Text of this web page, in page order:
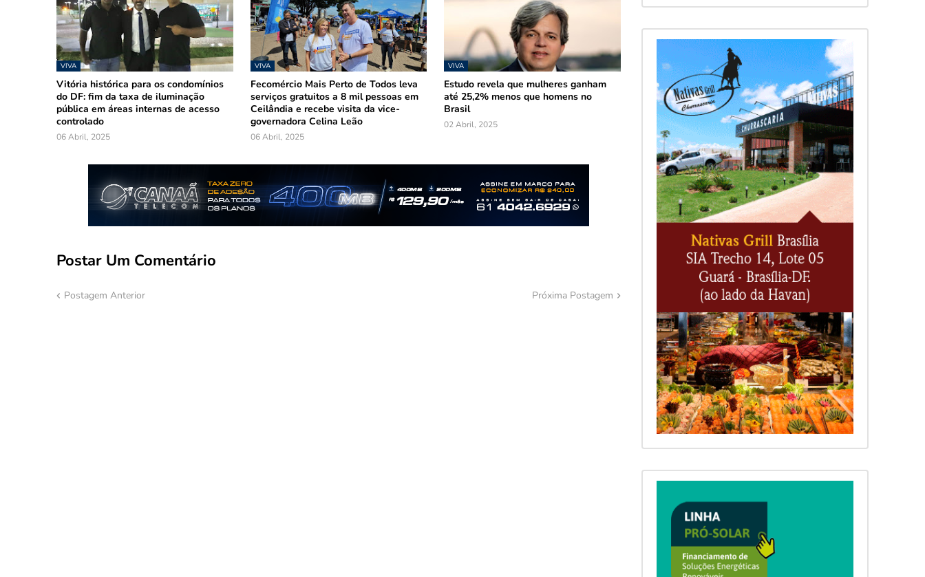
VIVA
Vitória histórica para os condomínios
do DF: fim da taxa de iluminação
pública em áreas internas de acesso
controlado
06 Abril, 2025
VIVA
Fecomércio Mais Perto de Todos leva
serviços gratuitos a 8 mil pessoas em
Ceilândia e recebe visita da vice-
governadora Celina Leão
06 Abril, 2025
VIVA
Estudo revela que mulheres ganham
até 25,2% menos que homens no
Brasil
02 Abril, 2025
Postar Um Comentário
Postagem Anterior Próxima Postagem